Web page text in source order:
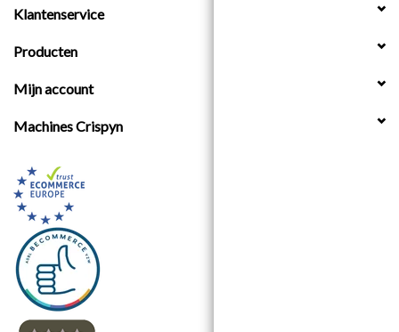
Klantenservice
Producten
Mijn account
Machines Crispyn